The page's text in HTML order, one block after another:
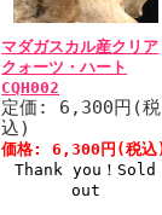
マダガスカル産クリア
クォーツ・ハート
CQH002
定価: 6,300円(税
込)
価格: 6,300円(税込
Thank you！Sold
out